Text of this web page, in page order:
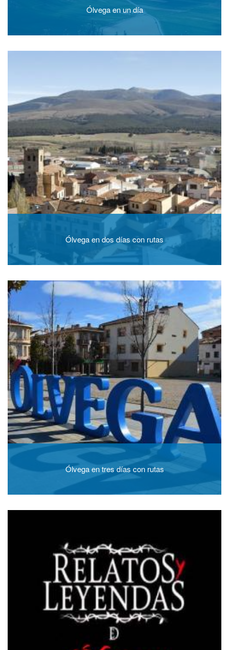
Ólvega en un día
Ólvega en dos días con rutas
Ólvega en tres días con rutas